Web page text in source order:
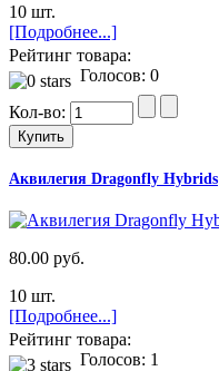
10 шт.
[Подробнее...]
Рейтинг товара:
Голосов: 0
Кол-во:
Аквилегия Dragonfly Hybrids
80.00 руб.
10 шт.
[Подробнее...]
Рейтинг товара:
Голосов: 1